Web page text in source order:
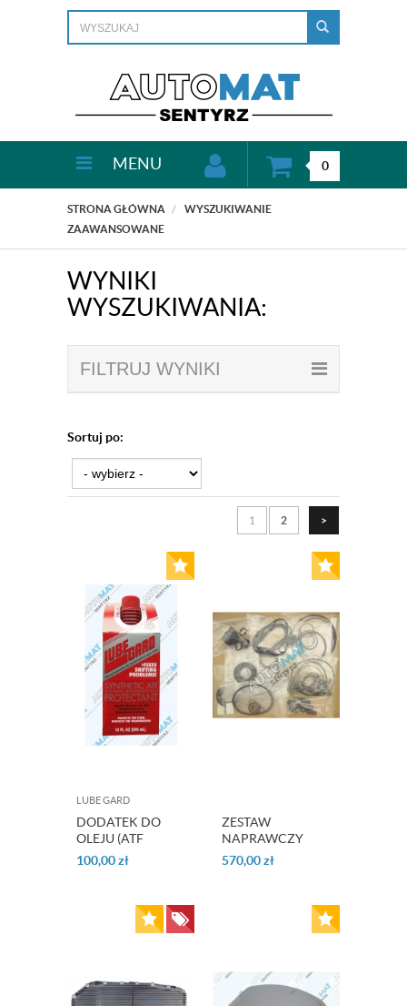
MENU 0
STRONA GŁÓWNA
WYSZUKIWANIE
ZAAWANSOWANE
WYNIKI
WYSZUKIWANIA:
FILTRUJ WYNIKI
Sortuj po:
1 2 >
LUBE GARD
DODATEK DO
OLEJU (ATF
PROTECTANT)
LUBEGARD
100,00zł
ZESTAW
NAPRAWCZY
OHK ZF 6HP19
ORYGINAŁ
570,00zł